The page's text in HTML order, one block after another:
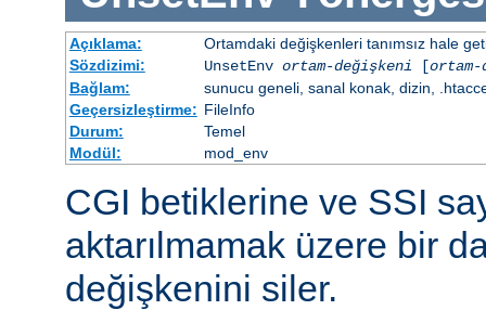
Açıklama:
Ortamdaki değişkenleri tanımsız hale
Sözdizimi:
UnsetEnv ortam-değişkeni [
Bağlam:
sunucu geneli, sanal konak, dizin,
Geçersizleştirme: FileInfo
Durum:
Temel
Modül:
mod_env
CGI betiklerine ve SSI
aktarılmamak üzere bir
değişkenini siler.